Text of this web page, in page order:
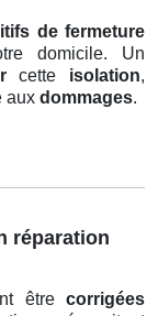
de fermeture
domicile. Un
cette isolation,
aux dommages.
réparation
être corrigées